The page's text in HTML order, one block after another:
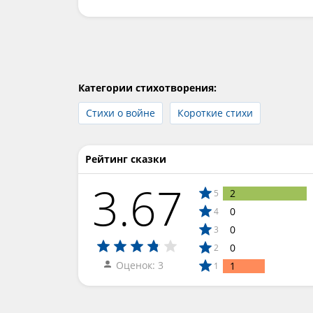
Категории стихотворения:
Стихи о войне
Короткие стихи
Рейтинг сказки
3.67
Оценок: 3
5 2
4 0
3 0
2 0
1 1